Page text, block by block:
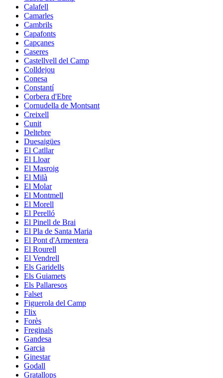
Calafell
Camarles
Cambrils
Capafonts
Capçanes
Caseres
Castellvell del Camp
Colldejou
Conesa
Constantí
Corbera d'Ebre
Cornudella de Montsant
Creixell
Cunit
Deltebre
Duesaigües
El Catllar
El Lloar
El Masroig
El Milà
El Molar
El Montmell
El Morell
El Perelló
El Pinell de Brai
El Pla de Santa Maria
El Pont d'Armentera
El Rourell
El Vendrell
Els Garidells
Els Guiamets
Els Pallaresos
Falset
Figuerola del Camp
Flix
Forès
Freginals
Gandesa
Garcia
Ginestar
Godall
Gratallops